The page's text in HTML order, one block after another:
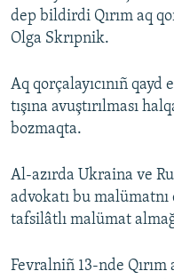
dep bildirdi Qırım aq
Olga Skrıpnik.
Aq qorçalayıcınıñ qayd
tışına avuştırılması
bozmaqta.
Al-azırda Ukraina ve
advokatı bu malümatnı
tafsilâtlı malümat
Fevralniñ 13-nde Qırım